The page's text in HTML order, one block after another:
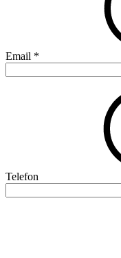
Email *
Telefon